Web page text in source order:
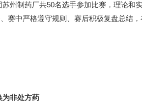
州制药厂共50名选手参加比赛，理论和
赛中严格遵守规则、赛后积极复盘总结
为非处方药